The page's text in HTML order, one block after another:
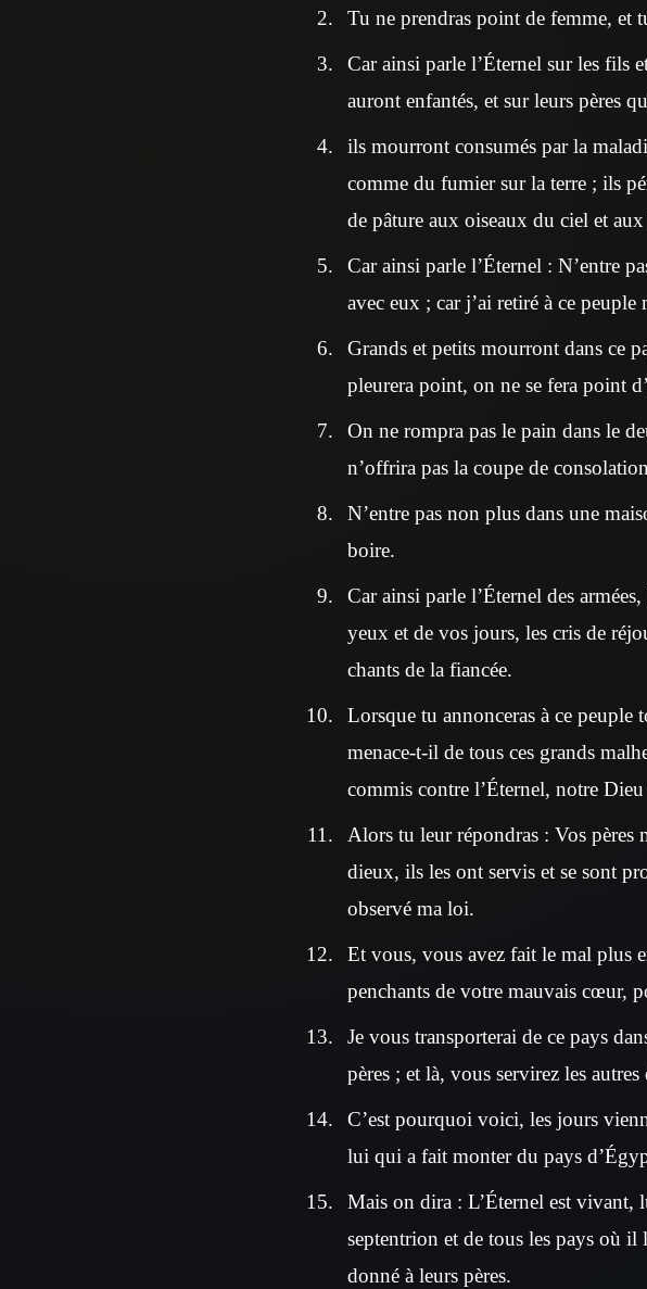
Tu ne prendras point de femme, et
Car ainsi parle l’Éternel sur les fils
auront enfantés, et sur leurs pères
ils mourront consumés par la
comme du fumier sur la terre ; ils
de pâture aux oiseaux du ciel et aux
Car ainsi parle l’Éternel : N’entre
avec eux ; car j’ai retiré à ce
Grands et petits mourront dans ce
pleurera point, on ne se fera point
On ne rompra pas le pain dans le
n’offrira pas la coupe de
N’entre pas non plus dans une
boire.
Car ainsi parle l’Éternel des
yeux et de vos jours, les cris de
chants de la fiancée.
Lorsque tu annonceras à ce peuple
menace-t-il de tous ces grands
commis contre l’Éternel, notre Dieu
Alors tu leur répondras : Vos pères
dieux, ils les ont servis et se sont
observé ma loi.
Et vous, vous avez fait le mal plus
penchants de votre mauvais cœur,
Je vous transporterai de ce pays
pères ; et là, vous servirez les
C’est pourquoi voici, les jours
lui qui a fait monter du pays
Mais on dira : L’Éternel est vivant,
septentrion et de tous les pays où il
donné à leurs pères.